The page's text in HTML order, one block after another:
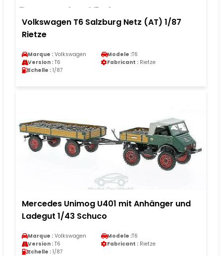
Volkswagen T6 Salzburg Netz (AT) 1/87
Rietze
Marque : Volkswagen Modele :T6
Version : T6 Fabricant : Rietze
Echelle : 1/87
Mercedes Unimog U401 mit Anhänger und
Ladegut 1/43 Schuco
Marque : Volkswagen Modele :T6
Version : T6 Fabricant : Rietze
Echelle : 1/87